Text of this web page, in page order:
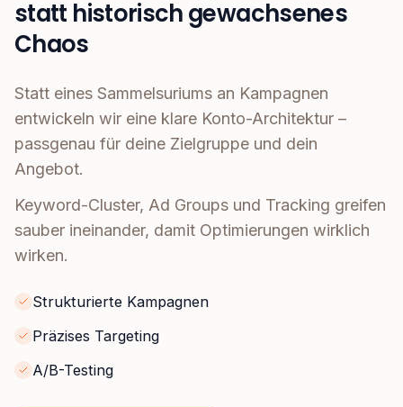
statt historisch gewachsenes
Chaos
Statt eines Sammelsuriums an Kampagnen
entwickeln wir eine klare Konto-Architektur –
passgenau für deine Zielgruppe und dein
Angebot.
Keyword-Cluster, Ad Groups und Tracking greifen
sauber ineinander, damit Optimierungen wirklich
wirken.
Strukturierte Kampagnen
Präzises Targeting
A/B-Testing